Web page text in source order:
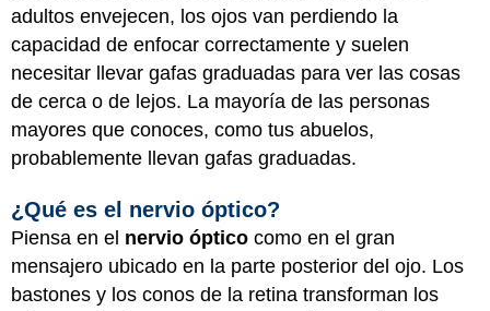
adultos envejecen, los ojos van perdiendo la
capacidad de enfocar correctamente y suelen
necesitar llevar gafas graduadas para ver las cosas
de cerca o de lejos. La mayoría de las personas
mayores que conoces, como tus abuelos,
probablemente llevan gafas graduadas.
¿Qué es el nervio óptico?
Piensa en el nervio óptico como en el gran
mensajero ubicado en la parte posterior del ojo. Los
bastones y los conos de la retina transforman los